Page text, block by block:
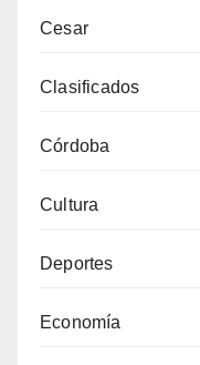
Cesar
Clasificados
Córdoba
Cultura
Deportes
Economía